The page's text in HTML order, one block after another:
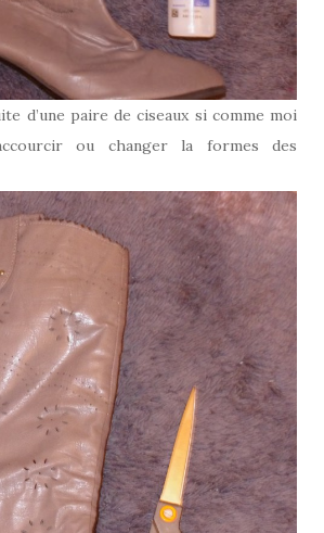
d’une paire de ciseaux si comme moi
ou changer la formes des